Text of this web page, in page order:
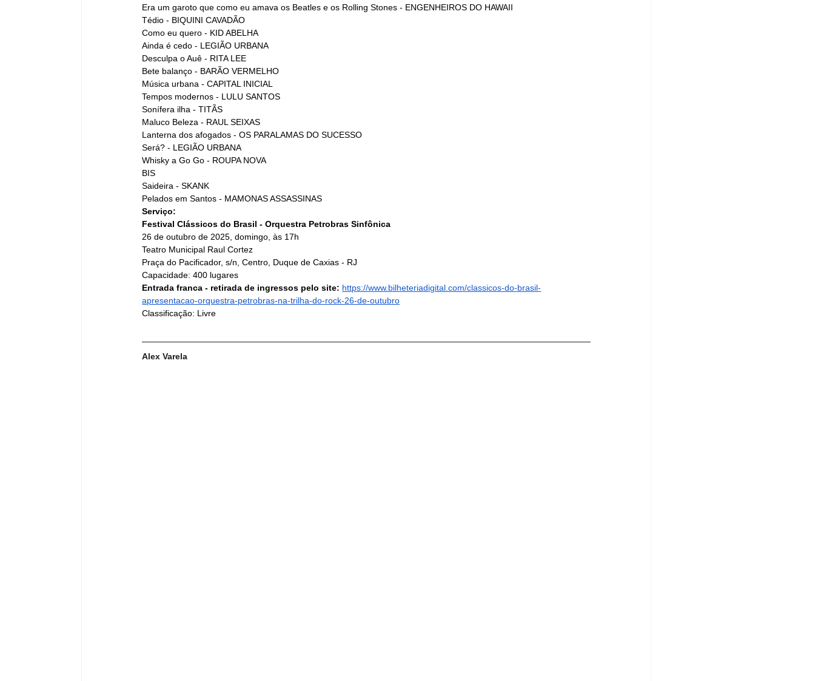
Era um garoto que como eu amava os Beatles e os Rolling Stones - ENGENHEIROS DO HAWAII
Tédio - BIQUINI CAVADÃO
Como eu quero - KID ABELHA
Ainda é cedo - LEGIÃO URBANA
Desculpa o Auê - RITA LEE
Bete balanço - BARÃO VERMELHO
Música urbana - CAPITAL INICIAL
Tempos modernos - LULU SANTOS
Sonífera ilha - TITÃS
Maluco Beleza - RAUL SEIXAS
Lanterna dos afogados - OS PARALAMAS DO SUCESSO
Será? - LEGIÃO URBANA
Whisky a Go Go - ROUPA NOVA
BIS
Saideira - SKANK
Pelados em Santos - MAMONAS ASSASSINAS
Serviço:
Festival Clássicos do Brasil - Orquestra Petrobras Sinfônica
26 de outubro de 2025, domingo, às 17h
Teatro Municipal Raul Cortez
Praça do Pacificador, s/n, Centro, Duque de Caxias - RJ
Capacidade: 400 lugares
Entrada franca - retirada de ingressos pelo site: https://www.bilheteriadigital.com/classicos-do-brasil-
apresentacao-orquestra-petrobras-na-trilha-do-rock-26-de-outubro
Classificação: Livre
Alex Varela